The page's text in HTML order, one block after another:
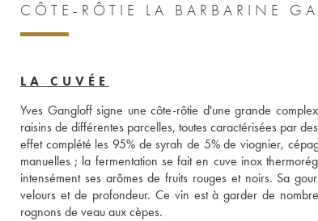
LA CUVÉE
Yves Gangloff signe une côte-rôtie d'une grande
raisins de différentes parcelles, toutes caractérisées par
effet complété les 95% de syrah de 5% de viognier,
manuelles ; la fermentation se fait en cuve inox
intensément ses arômes de fruits rouges et noirs. Sa
velours et de profondeur. Ce vin est à garder de
rognons de veau aux cèpes.